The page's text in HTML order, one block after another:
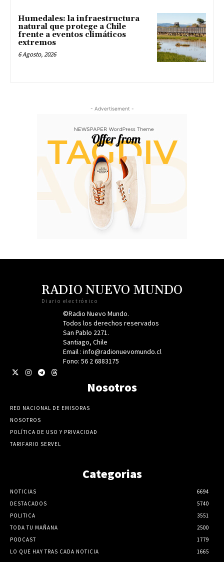
Humedales: la infraestructura
natural que protege a Chile
frente a eventos climáticos
extremos
6 Agosto, 2026
- Advertisement -
RADIO NUEVO MUNDO
Diario electrónico
©Radio Nuevo Mundo.
Todos los derechos reservados
San Pablo 2271.
Santiago, Chile
Email : info@radionuevomundo.cl
Fono: 56 2 6883175
Nosotros
RED NACIONAL DE EMISORAS
NOSOTROS
POLÍTICA DE USO Y PRIVACIDAD
TARIFARIO SERVEL
Categorias
NOTICIAS
6694
DESTACADOS
5740
POLITICA
3551
TODA TU MAÑANA
2500
PODCAST
1779
LO QUE HAY TRAS CADA NOTICIA
1665